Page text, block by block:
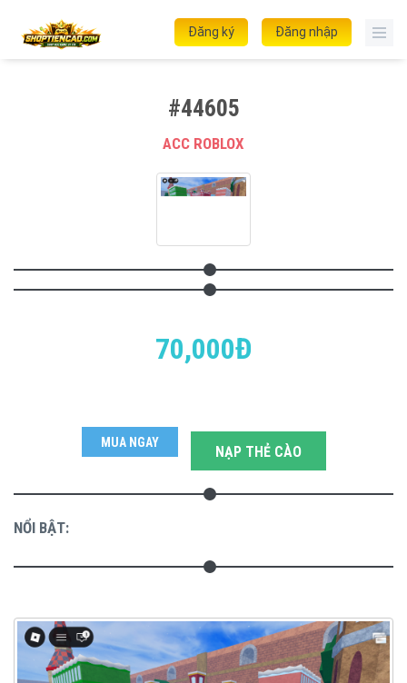
Đăng nhập
Đăng ký
#44605
ACC ROBLOX
70,000Đ
MUA NGAY
NẠP THẺ CÀO
NỔI BẬT: